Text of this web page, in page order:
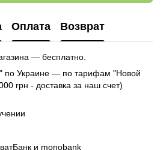
Оплата Возврат
— бесплатно.
по Украине — по тарифам "Новой
грн - доставка за наш счет)
и monobank